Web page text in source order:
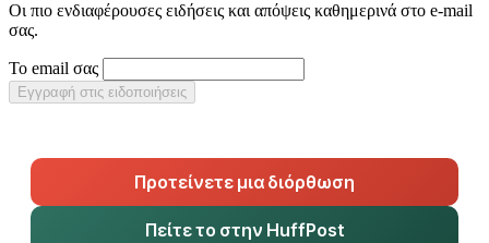
Οι πιο ενδιαφέρουσες ειδήσεις και απόψεις καθημερινά στο e-mail
σας.
Το email σας
Εγγραφή στις ειδοποιήσεις
Προτείνετε μια διόρθωση
Πείτε το στην HuffPost